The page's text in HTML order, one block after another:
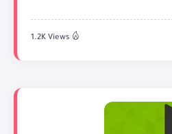
1.2K Views